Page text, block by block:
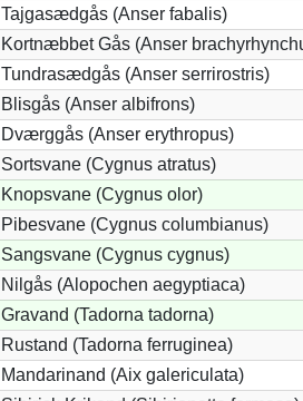
Tajgasædgås (Anser fabalis)
Kortnæbbet Gås (Anser
Tundrasædgås (Anser serrirostris)
Blisgås (Anser albifrons)
Dværggås (Anser erythropus)
Sortsvane (Cygnus atratus)
Knopsvane (Cygnus olor)
Pibesvane (Cygnus columbianus)
Sangsvane (Cygnus cygnus)
Nilgås (Alopochen aegyptiaca)
Gravand (Tadorna tadorna)
Rustand (Tadorna ferruginea)
Mandarinand (Aix galericulata)